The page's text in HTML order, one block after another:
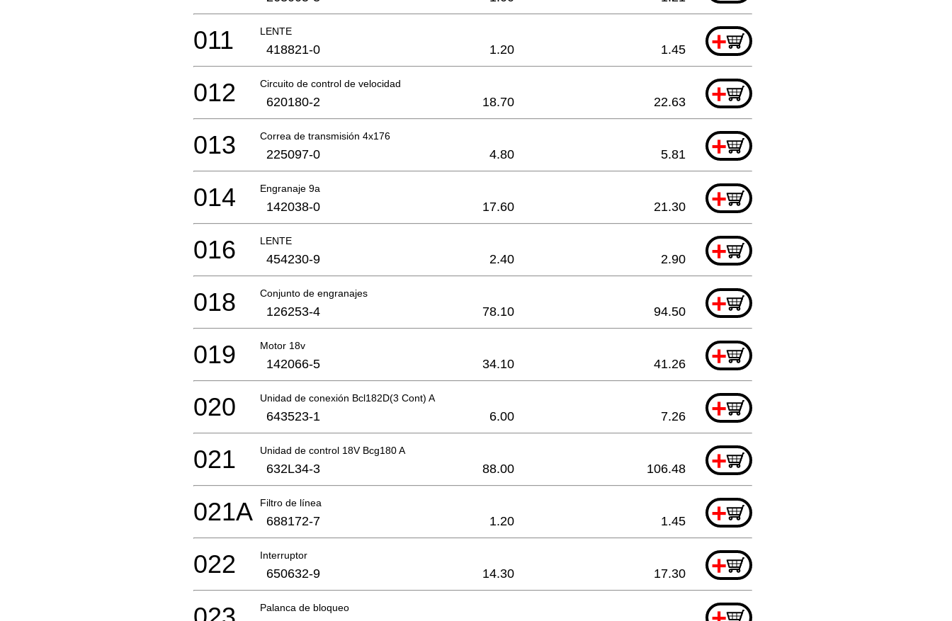
LENTE +
011 418821-0 1.20 1.45
Circuito de control de velocidad +
012 620180-2 18.70 22.63
Correa de transmisión 4x176 +
013 225097-0 4.80 5.81
Engranaje 9a +
014 142038-0 17.60 21.30
LENTE +
016 454230-9 2.40 2.90
Conjunto de engranajes +
018 126253-4 78.10 94.50
Motor 18v +
019 142066-5 34.10 41.26
Unidad de conexión Bcl182D(3 Cont) A +
020 643523-1 6.00 7.26
Unidad de control 18V Bcg180 A +
021 632L34-3 88.00 106.48
Filtro de línea +
021A 688172-7 1.20 1.45
Interruptor +
022 650632-9 14.30 17.30
Palanca de bloqueo